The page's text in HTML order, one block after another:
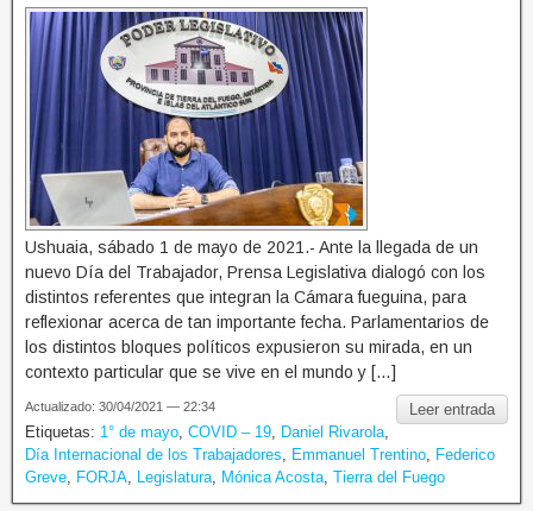
Ushuaia, sábado 1 de mayo de 2021.- Ante la llegada de un
nuevo Día del Trabajador, Prensa Legislativa dialogó con los
distintos referentes que integran la Cámara fueguina, para
reflexionar acerca de tan importante fecha. Parlamentarios de
los distintos bloques políticos expusieron su mirada, en un
contexto particular que se vive en el mundo y […]
Leer entrada
Actualizado: 30/04/2021 — 22:34
Etiquetas: 1° de mayo COVID – 19 Daniel Rivarola
Día Internacional de los Trabajadores
Emmanuel Trentino
Federico
Greve
FORJA Legislatura Mónica Acosta Tierra del Fuego